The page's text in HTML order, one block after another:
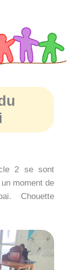
2 se sont
moment de
Chouette